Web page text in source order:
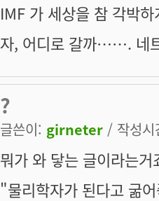
IMF 가 세상을 참 각박
자, 어디로 갈까…….
?
글쓴이: girneter / 작성
뭐가 와 닿는 글이라는거
"물리학자가 된다고 굶